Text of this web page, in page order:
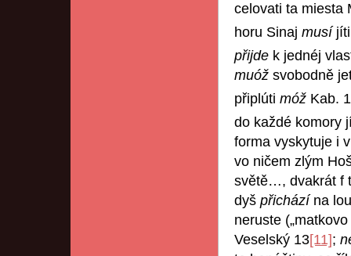
celovati ta miesta
horu Sinaj musíjíti
přijde k jednéj
muóž svobodně
připlúti móž Kab.
do každé komory
forma vyskytuje i
vo ničem zlým
světě…, dvakrát f
dyš přicházína
neruste
Veselský 13[11];